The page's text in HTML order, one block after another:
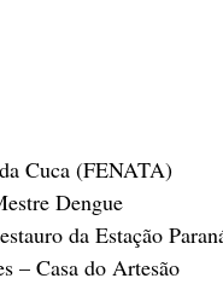
Cuca (FENATA)
Dengue
da Estação
– Casa do Artesão